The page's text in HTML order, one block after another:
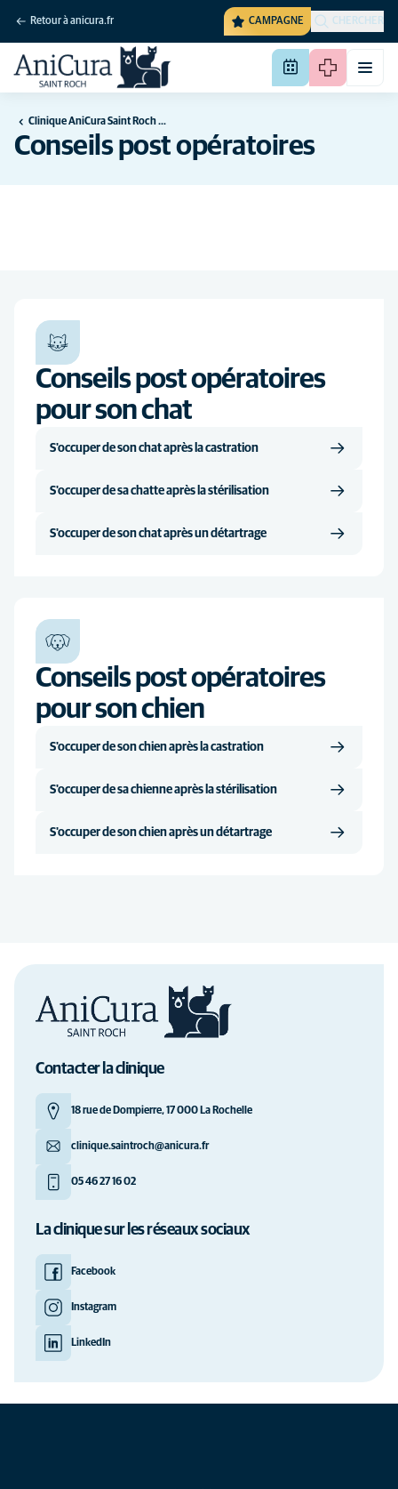
Retour à anicura.fr CAMPAGNE CHERCHER
Clinique AniCura Saint Roch à La Rochelle
Conseils post opératoires
Conseils post opératoires
pour son chat
S'occuper de son chat après la castration
S'occuper de sa chatte après la stérilisation
S'occuper de son chat après un détartrage
Conseils post opératoires
pour son chien
S'occuper de son chien après la castration
S'occuper de sa chienne après la stérilisation
S'occuper de son chien après un détartrage
Contacter la clinique
18 rue de Dompierre, 17 000 La Rochelle
clinique.saintroch@anicura.fr
05 46 27 16 02
La clinique sur les réseaux sociaux
Facebook
Instagram
LinkedIn